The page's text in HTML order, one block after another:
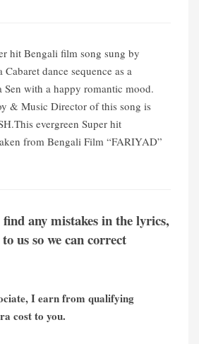
hit Bengali film song sung by
dance sequence as a
with a happy romantic mood.
& Music Director of this song is
evergreen Super hit
from Bengali Film “FARIYAD”
any mistakes in the lyrics,
us so we can correct
I earn from qualifying
cost to you.